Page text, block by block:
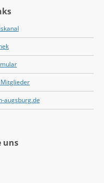
augsburg.de
uns